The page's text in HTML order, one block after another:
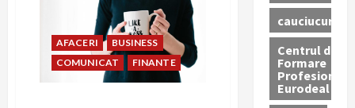
antreprenori
de
succes
AFACERI
BUSINESS
COMUNICAT
FINANTE
cauciucuri
Centrul de
Formare
Profesionala
Eurodeal